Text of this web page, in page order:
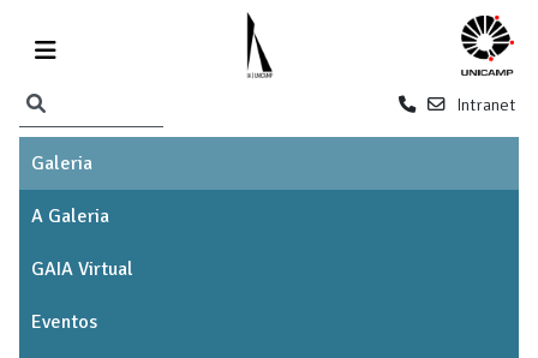
Intranet
Galeria
A Galeria
GAIA Virtual
Eventos